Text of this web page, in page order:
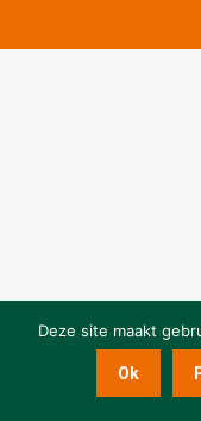
Deze site maakt
Ok